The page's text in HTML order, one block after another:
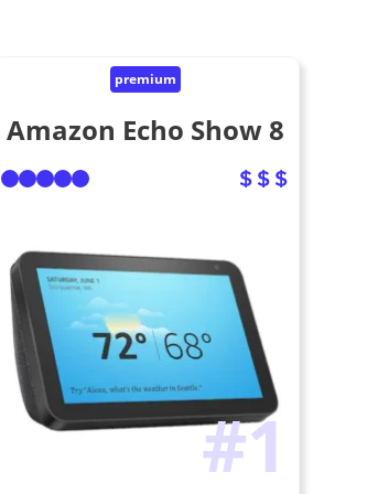
premium
Amazon Echo Show 8
#1